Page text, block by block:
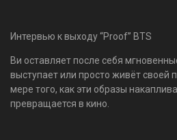
Интервью к выходу “Proof” BTS
Ви оставляет после себя
выступает или просто живёт своей
мере того, как эти образы
превращается в кино.